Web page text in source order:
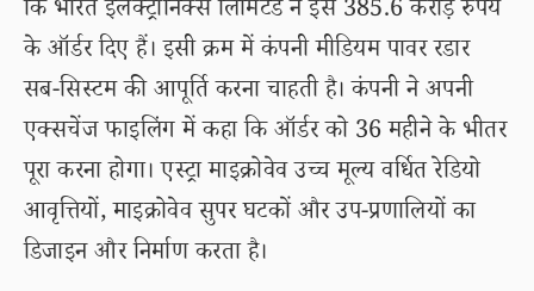
कि भारत इलेक्ट्रॉनिक्स लिमिटेड ने इसे 385.6 करोड़ रुपये
के ऑर्डर दिए हैं। इसी क्रम में कंपनी मीडियम पावर रडार
सब-सिस्टम की आपूर्ति करना चाहती है। कंपनी ने अपनी
एक्सचेंज फाइलिंग में कहा कि ऑर्डर को 36 महीने के भीतर
पूरा करना होगा। एस्ट्रा माइक्रोवेव उच्च मूल्य वर्धित रेडियो
आवृत्तियों, माइक्रोवेव सुपर घटकों और उप-प्रणालियों का
डिजाइन और निर्माण करता है।